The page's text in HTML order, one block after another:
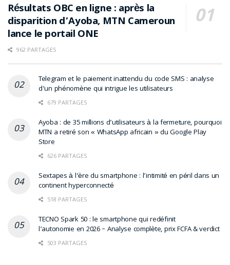
Résultats OBC en ligne : après la
disparition d’Ayoba, MTN Cameroun
lance le portail ONE
962 PARTAGES
Telegram et le paiement inattendu du code SMS : analyse
d’un phénomène qui intrigue les utilisateurs
679 PARTAGES
Ayoba : de 35 millions d’utilisateurs à la fermeture, pourquoi
MTN a retiré son « WhatsApp africain » du Google Play
Store
626 PARTAGES
Sextapes à l’ère du smartphone : l’intimité en péril dans un
continent hyperconnecté
518 PARTAGES
TECNO Spark 50 : le smartphone qui redéfinit
l’autonomie en 2026 – Analyse complète, prix FCFA & verdict
503 PARTAGES